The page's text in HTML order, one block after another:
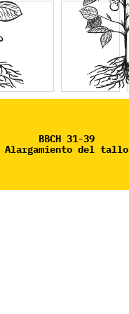
BBCH 31-39
Alargamiento del tallo